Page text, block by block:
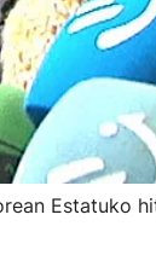
Estatuko